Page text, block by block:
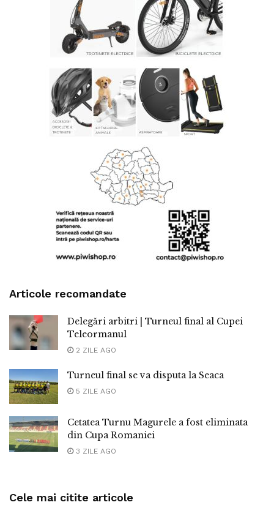
Articole recomandate
Delegări arbitri | Turneul final al Cupei
Teleormanul
2 ZILE AGO
Turneul final se va disputa la Seaca
5 ZILE AGO
Cetatea Turnu Magurele a fost eliminata
din Cupa Romaniei
3 ZILE AGO
Cele mai citite articole